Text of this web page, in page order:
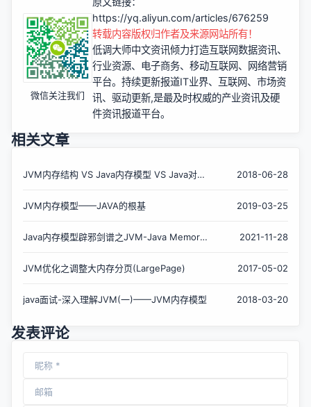
微信关注我们
https://yq.aliyun.com/articles/676259
转载内容版权归作者及来源网站所有！
低调大师中文资讯倾力打造互联网数据资讯、
行业资源、电子商务、移动互联网、网络营销
平台。持续更新报道IT业界、互联网、市场资
讯、驱动更新,是最及时权威的产业资讯及硬
件资讯报道平台。
相关文章
JVM内存结构 VS Java内存模型 VS Java对象
2018-06-28
JVM内存模型——JAVA的根基 2019-03-25
Java内存模型辟邪剑谱之JVM-Java Memory
2021-11-28
JVM优化之调整大内存分页(LargePage) 2017-05-02
java面试-深入理解JVM(一)——JVM内存模型 2018-03-20
发表评论